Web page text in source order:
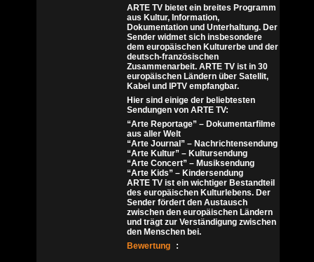
ARTE TV bietet ein breites Programm
aus Kultur, Information,
Dokumentation und Unterhaltung. Der
Sender widmet sich insbesondere
dem europäischen Kulturerbe und der
deutsch-französischen
Zusammenarbeit. ARTE TV ist in 30
europäischen Ländern über Satellit,
Kabel und IPTV empfangbar.
Hier sind einige der beliebtesten
Sendungen von ARTE TV:
“Arte Reportage” – Dokumentarfilme
aus aller Welt
“Arte Journal” – Nachrichtensendung
“Arte Kultur” – Kultursendung
“Arte Concert” – Musiksendung
“Arte Kids” – Kindersendung
ARTE TV ist ein wichtiger Bestandteil
des europäischen Kulturlebens. Der
Sender fördert den Austausch
zwischen den europäischen Ländern
und trägt zur Verständigung zwischen
den Menschen bei.
Bewertung
: